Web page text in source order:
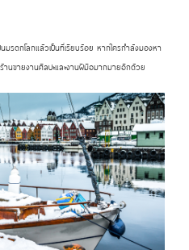
มรดกโลกแล้วเป็นที่เรียบร้อย หากใครกำลังมองหา
นขายงานศิลปะและงานฝีมือมากมายอีกด้วย